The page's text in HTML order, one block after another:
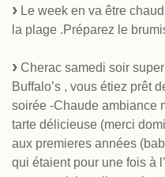
Le week en va être
la plage .Préparez le
Cherac samedi soir
Buffalo’s , vous étiez prêt
soirée -Chaude ambiance
tarte délicieuse (merci
aux premieres années
qui étaient pour une fois à